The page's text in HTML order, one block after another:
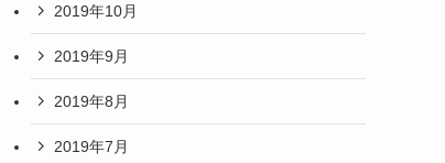
2019年10月
2019年9月
2019年8月
2019年7月